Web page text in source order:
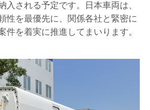
入される予定です。日本車両は、
性を最優先に、関係各社と緊密に
件を着実に推進してまいります。